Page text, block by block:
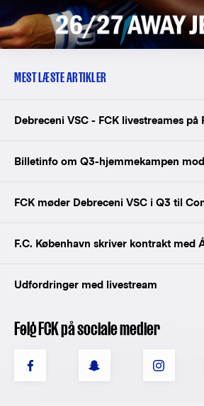
MEST LÆSTE ARTIKLER
Debreceni VSC - FCK livestreames på
Billetinfo om Q3-hjemmekampen
FCK møder Debreceni VSC i Q3 til
F.C. København skriver kontrakt med
Udfordringer med livestream
Følg FCK på sociale medier